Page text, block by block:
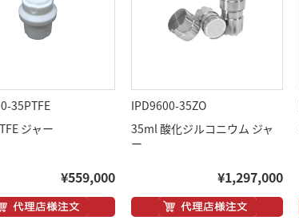
35PTFE
ジャー
¥559,000
IPD9600-35ZO
35ml 酸化ジルコニウム ジャ
ー
¥1,297,000